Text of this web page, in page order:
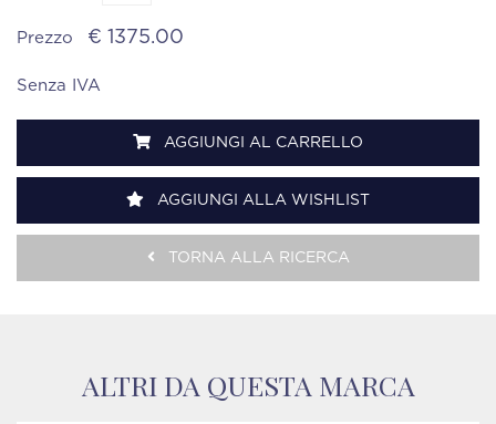
Prezzo € 1375.00
Senza IVA
AGGIUNGI AL CARRELLO
AGGIUNGI ALLA WISHLIST
TORNA ALLA RICERCA
ALTRI DA QUESTA MARCA